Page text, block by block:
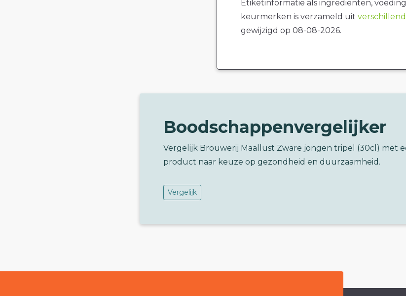
Etiketinformatie als ingrediënten,
keurmerken is verzameld uit
gewijzigd op 08-08-2026.
Boodschappenvergelijker
Vergelijk Brouwerij Maallust Zware jongen tripel (30cl) met
product naar keuze op gezondheid en duurzaamheid.
Vergelijk